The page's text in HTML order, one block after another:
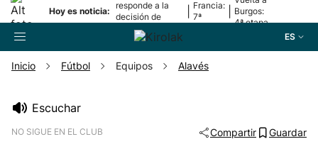
Hoy es noticia:
responde a la
decisión de
Oriamendi
Francia:
7ª
Burgos:
4ª etapa
ES
Inicio Fútbol Equipos Alavés
Escuchar
NO SIGUE EN EL CLUB Compartir Guardar